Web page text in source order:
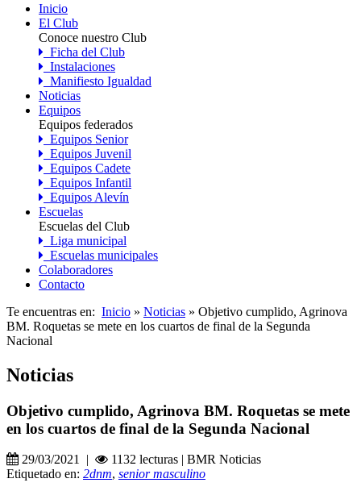
Inicio
El Club
Conoce nuestro Club
Ficha del Club
Instalaciones
Manifiesto Igualdad
Noticias
Equipos
Equipos federados
Equipos Senior
Equipos Juvenil
Equipos Cadete
Equipos Infantil
Equipos Alevín
Escuelas
Escuelas del Club
Liga municipal
Escuelas municipales
Colaboradores
Contacto
Te encuentras en: Inicio » Noticias » Objetivo cumplido, Agrinova
BM. Roquetas se mete en los cuartos de final de la Segunda
Nacional
Noticias
Objetivo cumplido, Agrinova BM. Roquetas se mete
en los cuartos de final de la Segunda Nacional
29/03/2021 |
1132 lecturas | BMR Noticias
Etiquetado en: 2dnm, senior masculino